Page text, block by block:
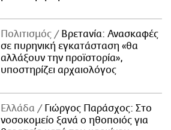
Πολιτισμός
Βρετανία: Ανασκαφές
σε πυρηνική εγκατάσταση «θα
αλλάξουν την προϊστορία»,
υποστηρίζει αρχαιολόγος
Ελλάδα
Γιώργος Παράσχος: Στο
νοσοκομείο ξανά ο ηθοποιός για